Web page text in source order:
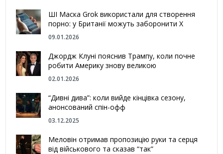
ШІ Маска Grok використали для створення
порно: у Британії можуть заборонити Х
09.01.2026
Джордж Клуні пояснив Трампу, коли почне
робити Америку знову великою
02.01.2026
“Дивні дива”: коли вийде кінцівка сезону,
анонсований спін-офф
03.12.2025
Меловін отримав пропозицію руки та серця
від військового та сказав “так”